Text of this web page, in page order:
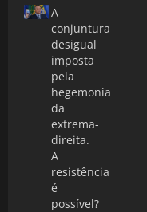
A
conjuntura
desigual
imposta
pela
hegemonia
da
extrema-
direita.
A
resistência
é
possível?